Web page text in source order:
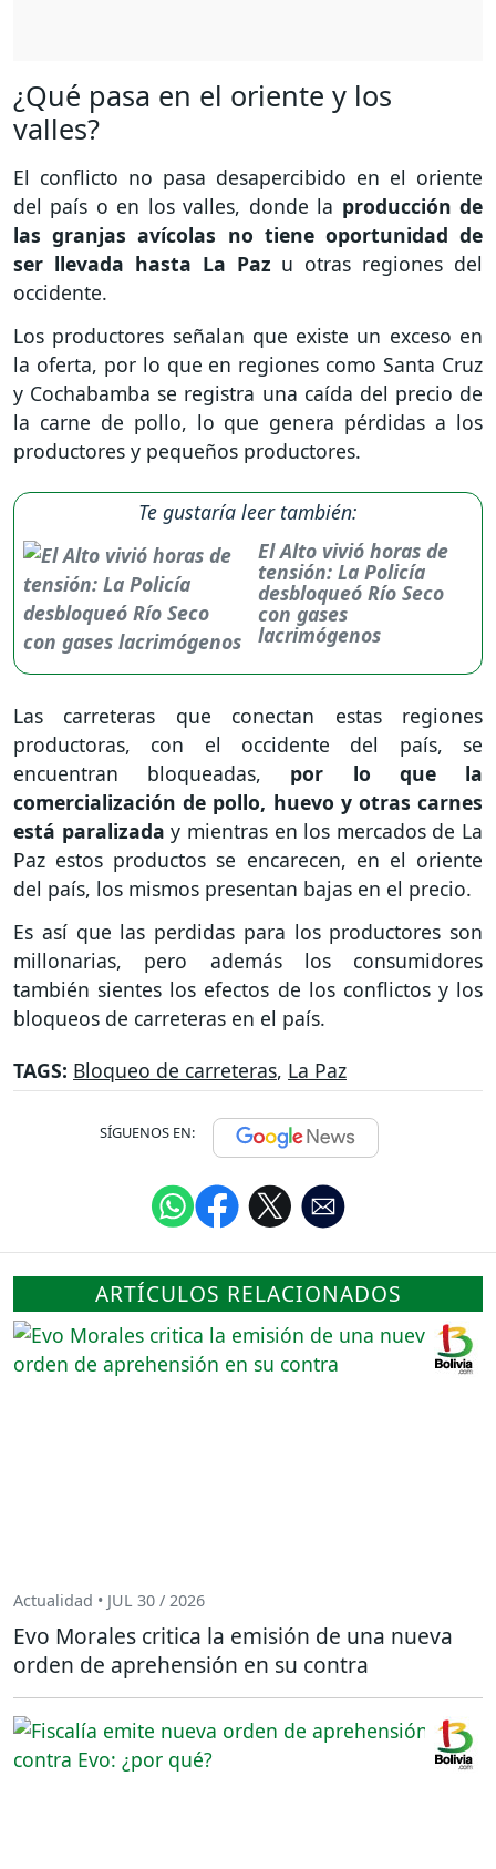
¿Qué pasa en el oriente y los
valles?
El conflicto no pasa desapercibido en el oriente
del país o en los valles, donde la producción de
las granjas avícolas no tiene oportunidad de
ser llevada hasta La Paz u otras regiones del
occidente.
Los productores señalan que existe un exceso en
la oferta, por lo que en regiones como Santa Cruz
y Cochabamba se registra una caída del precio de
la carne de pollo, lo que genera pérdidas a los
productores y pequeños productores.
Te gustaría leer también:
El Alto vivió horas de
tensión: La Policía
desbloqueó Río Seco
con gases
lacrimógenos
Las carreteras que conectan estas regiones
productoras, con el occidente del país, se
encuentran bloqueadas, por lo que la
comercialización de pollo, huevo y otras carnes
está paralizada y mientras en los mercados de La
Paz estos productos se encarecen, en el oriente
del país, los mismos presentan bajas en el precio.
Es así que las perdidas para los productores son
millonarias, pero además los consumidores
también sientes los efectos de los conflictos y los
bloqueos de carreteras en el país.
TAGS: Bloqueo de carreteras, La Paz
SÍGUENOS EN:
ARTÍCULOS RELACIONADOS
Actualidad • JUL 30 / 2026
Evo Morales critica la emisión de una nueva
orden de aprehensión en su contra